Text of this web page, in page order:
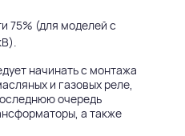
75% (для моделей с
начинать с монтажа
и газовых реле,
очередь
а также